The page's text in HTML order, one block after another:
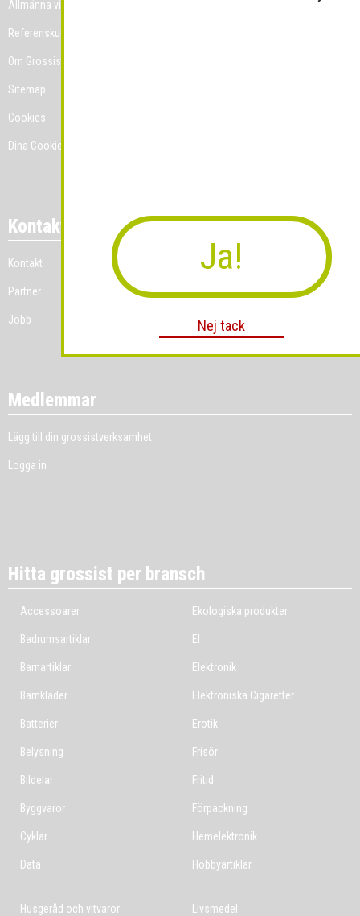
Allmänna villkor
Referenskunder
Om Grossist.se
Sitemap
Cookies
Dina Cookie-prefenser
Kontakt
Kontakt
Partner
Jobb
Medlemmar
Lägg till din grossistverksamhet
Logga in
Hitta grossist per bransch
Accessoarer
Badrumsartiklar
Barnartiklar
Barnkläder
Batterier
Belysning
Bildelar
Byggvaror
Cyklar
Data
Ekologiska produkter
El
Elektronik
Elektroniska Cigaretter
Erotik
Frisör
Fritid
Förpackning
Hemelektronik
Hobbyartiklar
Husgeråd och vitvaror Livsmedel
Ja!
Nej tack